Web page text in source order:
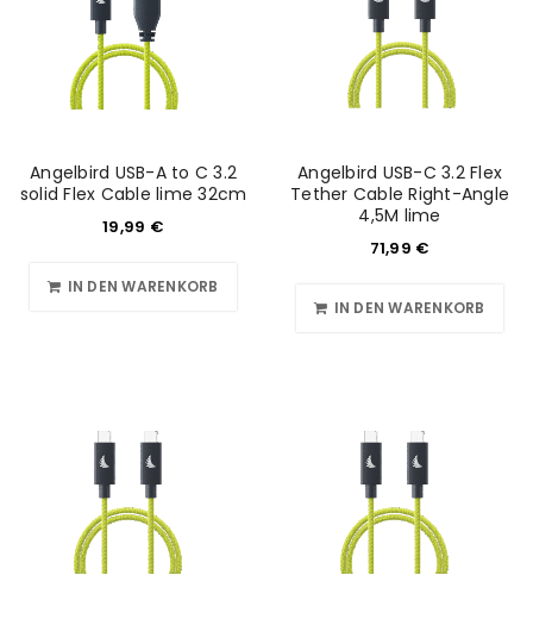
Angelbird USB-A to C 3.2
solid Flex Cable lime 32cm
19,99 €
IN DEN WARENKORB
Angelbird USB-C 3.2 Flex
Tether Cable Right-Angle
4,5M lime
71,99 €
IN DEN WARENKORB